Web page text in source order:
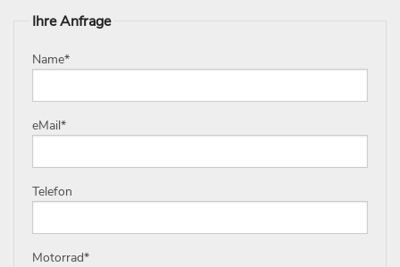
Ihre Anfrage
Name*
eMail*
Telefon
Motorrad*